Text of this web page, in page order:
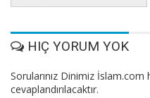
HIÇ YORUM YOK
Sorularınız Dinimiz İslam.com
cevaplandırılacaktır.